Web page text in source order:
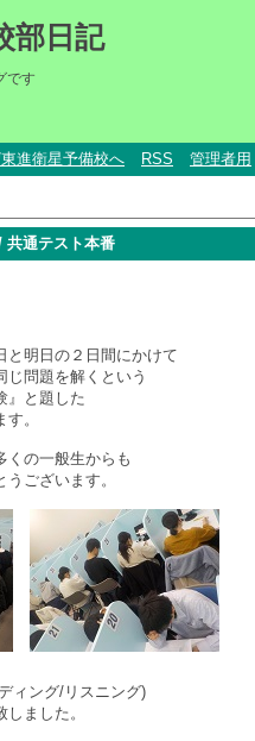
部日記
です
進衛星予備校へ RSS 管理者用
共通テスト本番
と明日の２日間にかけて
じ問題を解くという
』と題した
。
くの一般生からも
ございます。
ィング/リスニング)
ました。